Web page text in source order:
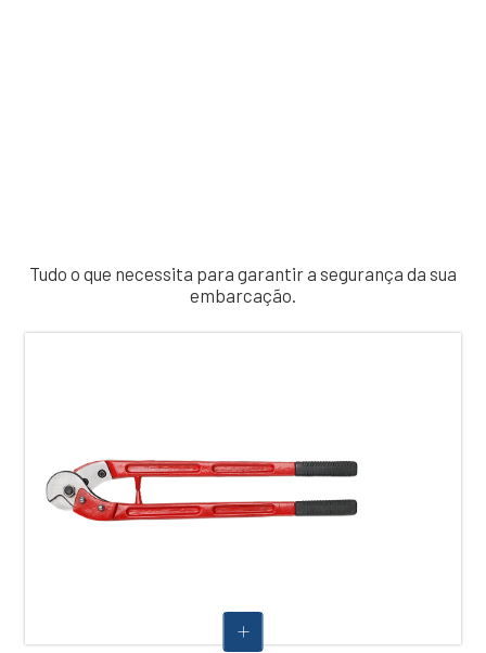
Tudo o que necessita para garantir a segurança da sua
embarcação.